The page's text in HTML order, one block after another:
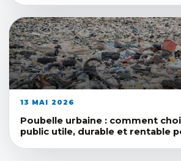
13 MAI 2026
Poubelle urbaine : comment
public utile, durable et rentable